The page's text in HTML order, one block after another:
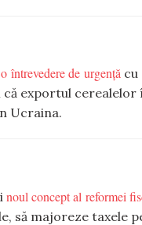
întrevedere de urgență cu
exportul
Ucraina.
noul concept al reformei
să majoreze taxele